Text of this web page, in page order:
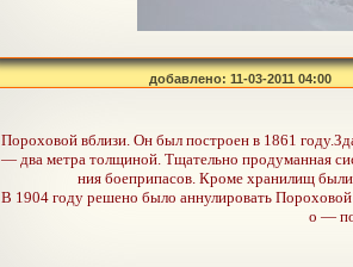
добавлено: 11-03-2011 04:00
Пороховой вблизи. Он был построен в 1861
— два метра толщиной. Тщательно продуманная
ния боеприпасов. Кроме хранилищ
В 1904 году решено было аннулировать Пороховой
о —